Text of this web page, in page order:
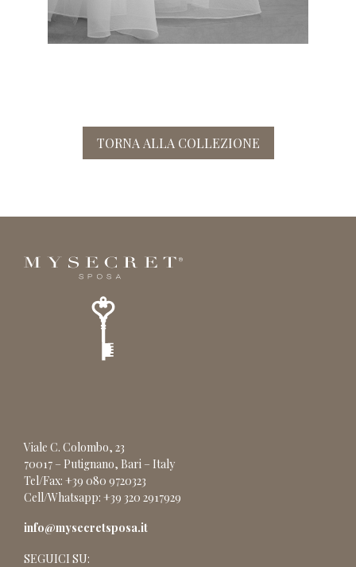
TORNA ALLA COLLEZIONE
Viale C. Colombo, 23
70017 – Putignano, Bari – Italy
Tel/Fax: +39 080 9720323
Cell/Whatsapp: +39 320 2917929
info@mysecretsposa.it
SEGUICI SU: